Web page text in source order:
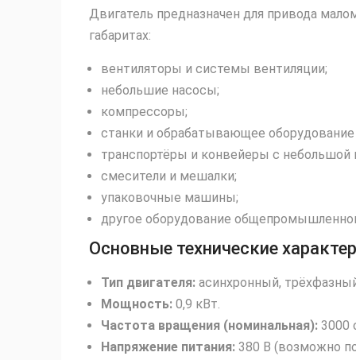
Двигатель предназначен для привода
габаритах:
вентиляторы и системы вентиляции;
небольшие насосы;
компрессоры;
станки и обрабатывающее
транспортёры и конвейеры с небольшой
смесители и мешалки;
упаковочные машины;
другое оборудование
Основные технические
Тип двигателя: асинхронный,
Мощность: 0,9 кВт
Частота вращения (номинальная): 3000
Напряжение питания: 380 В (возможно